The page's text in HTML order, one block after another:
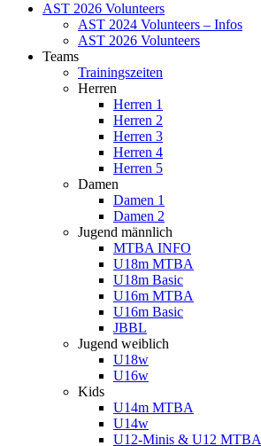
AST 2026 Volunteers
AST 2024 Volunteers – Infos
AST 2026 Volunteers
Teams
Trainingszeiten
Herren
Herren 1
Herren 2
Herren 3
Herren 4
Herren 5
Damen
Damen 1
Damen 2
Jugend männlich
MTBA INFO
U18m MTBA
U18m Basic
U16m MTBA
U16m Basic
JBBL
Jugend weiblich
U18w
U16w
Kids
U14m MTBA
U14w
U12-Minis & U12 MTBA